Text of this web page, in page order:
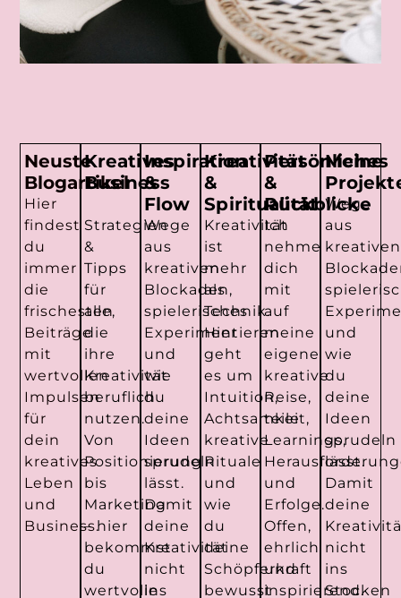
Neuste
Blogartikel
Hier
findest
du
immer
die
frischesten
Beiträge
mit
wertvollen
Impulsen
für
dein
kreatives
Leben
und
Business.
Kreatives
Business
Strategien
&
Tipps
für
alle,
die
ihre
Kreativität
beruflich
nutzen.
Von
Positionierung
bis
Marketing
– hier
bekommst
du
wertvolle
Inspiration
&
Flow
Wege
aus
kreativen
Blockaden,
spielerisches
Experimentieren
und
wie
du
deine
Ideen
sprudeln
lässt.
Damit
deine
Kreativität
nicht
ins
Kreativität
&
Spiritualität
Kreativität
ist
mehr
als
Technik.
Hier
geht
es um
Intuition,
Achtsamkeit,
kreative
Rituale
und
wie
du
deine
Schöpferkraft
bewusst
Persönliches
&
Rückblicke
Ich
nehme
dich
mit
auf
meine
eigene
kreative
Reise,
teile
Learnings,
und
Erfolge.
Offen,
ehrlich
und
inspirierend.
Meine
Wege
aus
kreativen
und
wie
du
deine
Ideen
sprudeln
lässt.
Damit
deine
nicht
ins
Stocken